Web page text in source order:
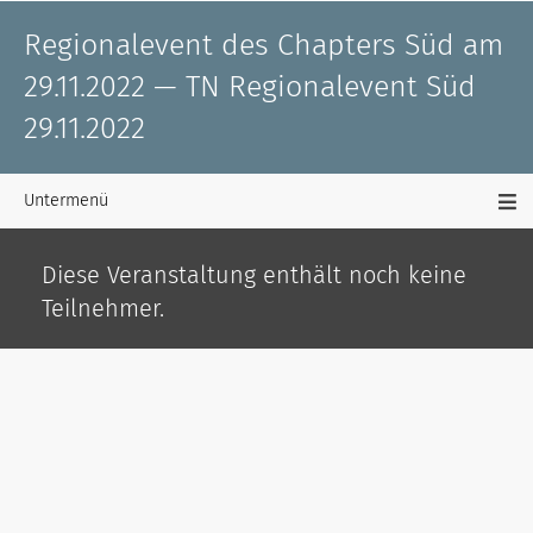
Regionalevent des Chapters Süd am
29.11.2022 — TN Regionalevent Süd
29.11.2022
Untermenü
Diese Veranstaltung enthält noch keine
Teilnehmer.